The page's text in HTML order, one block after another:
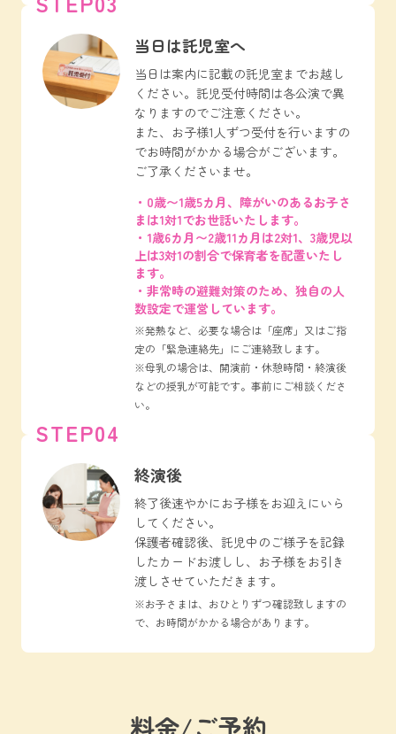
当日は託児室へ
当日は案内に記載の託児室までお越し
ください。託児受付時間は各公演で異
なりますのでご注意ください。
また、お子様1人ずつ受付を行いますの
でお時間がかかる場合がございます。
ご了承くださいませ。
・0歳〜1歳5カ月、障がいのあるお子さ
まは1対1でお世話いたします。
・1歳6カ月〜2歳11カ月は2対1、3歳児以
上は3対1の割合で保育者を配置いたし
ます。
・非常時の避難対策のため、独自の人
数設定で運営しています。
※発熱など、必要な場合は「座席」又はご指
定の「緊急連絡先」にご連絡致します。
※母乳の場合は、開演前・休憩時間・終演後
などの授乳が可能です。事前にご相談くださ
い。
STEP04
終演後
終了後速やかにお子様をお迎えにいら
してください。
保護者確認後、託児中のご様子を記録
したカードお渡しし、お子様をお引き
渡しさせていただきます。
※お子さまは、おひとりずつ確認致しますの
で、お時間がかかる場合があります。